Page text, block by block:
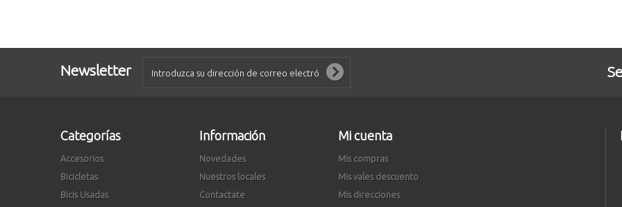
Newsletter
Categorías
Accesorios
Bicicletas
Bicis Usadas
Información
Novedades
Nuestros locales
Contactate
Mi cuenta
Mis compras
Mis vales descuento
Mis direcciones